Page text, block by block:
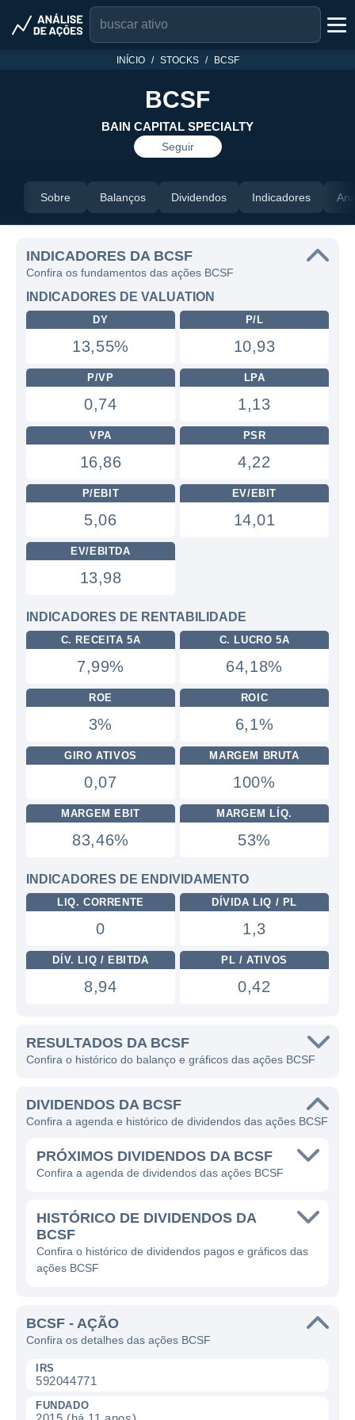
INÍCIO STOCKS BCSF
BCSF
BAIN CAPITAL SPECIALTY
Seguir
Sobre Balanços Dividendos Indicadores
INDICADORES DA BCSF
Confira os fundamentos das ações BCSF
INDICADORES DE VALUATION
DY
13,55%
P/L
10,93
P/VP
0,74
LPA
1,13
VPA
16,86
PSR
4,22
P/EBIT
5,06
EV/EBIT
14,01
EV/EBITDA
13,98
INDICADORES DE RENTABILIDADE
C. RECEITA 5A
7,99%
C. LUCRO 5A
64,18%
ROE
3%
ROIC
6,1%
GIRO ATIVOS
0,07
MARGEM BRUTA
100%
MARGEM EBIT
83,46%
MARGEM LÍQ.
53%
INDICADORES DE ENDIVIDAMENTO
LIQ. CORRENTE
0
DÍVIDA LIQ / PL
1,3
DÍV. LIQ / EBITDA
8,94
PL / ATIVOS
0,42
RESULTADOS DA BCSF
Confira o histórico do balanço e gráficos das ações BCSF
DIVIDENDOS DA BCSF
Confira a agenda e histórico de dividendos das ações BCSF
PRÓXIMOS DIVIDENDOS DA BCSF
Confira a agenda de dividendos das ações BCSF
HISTÓRICO DE DIVIDENDOS DA
BCSF
Confira o histórico de dividendos pagos e gráficos das
ações BCSF
BCSF - AÇÃO
Confira os detalhes das ações BCSF
IRS
592044771
FUNDADO